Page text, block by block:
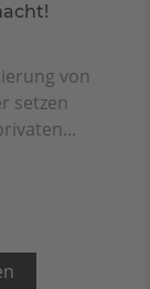
von
setzen